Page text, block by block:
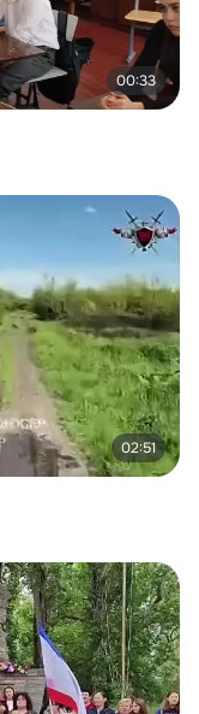
00:33
02:51